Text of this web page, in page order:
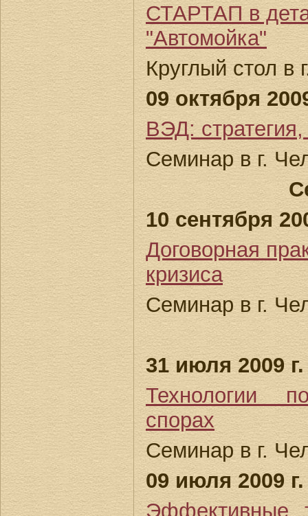
СТАРТАП в
"Автомойка"
Круглый стол в
09 октября
ВЭД: стратегия,
Семинар в г.
10 сентября
Договорная
кризиса
Семинар в г.
31 июля 2009 г.
Технологии
спорах
Семинар в г.
09 июля 2009 г.
Эффективные